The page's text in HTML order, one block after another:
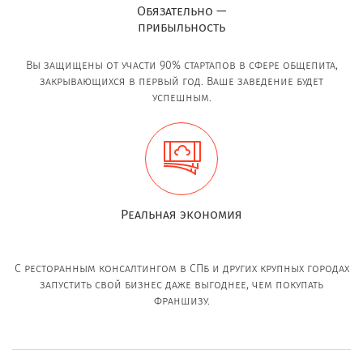
Обязательно —
прибыльность
Вы защищены от участи 90% стартапов в сфере общепита,
закрывающихся в первый год. Ваше заведение будет
успешным.
Реальная экономия
С ресторанным консалтингом в СПб и других крупных городах
запустить свой бизнес даже выгоднее, чем покупать
франшизу.